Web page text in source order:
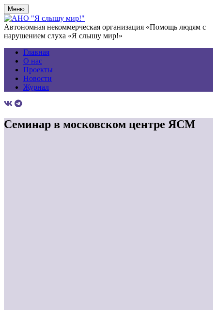
Меню
Автономная некоммерческая организация «Помощь людям с
нарушением слуха «Я слышу мир!»
Главная
О нас
Проекты
Новости
Журнал
Семинар в московском центре ЯСМ